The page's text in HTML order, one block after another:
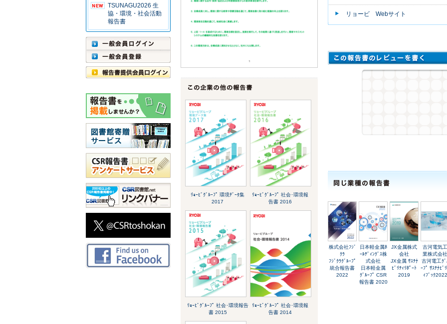
TSUNAGU2026 生
協・環境・社会活動
報告書
ﾘｮｰﾋﾞｸﾞﾙｰﾌﾟ 環境ﾃﾞｰﾀ集
2017
ﾘｮｰﾋﾞｸﾞﾙｰﾌﾟ 社会･環境報
告書 2016
ﾘｮｰﾋﾞｸﾞﾙｰﾌﾟ 社会･環境報告
書 2015
ﾘｮｰﾋﾞｸﾞﾙｰﾌﾟ 社会･環境報
告書 2014
リョービ Webサイト
株式会社ﾌｼﾞ
ｸﾗ
ﾌｼﾞｸﾗｸﾞﾙｰﾌﾟ
統合報告書
2022
日本軽金属ﾎ
ｰﾙﾃﾞｨﾝｸﾞｽ株
式会社
日本軽金属
ｸﾞﾙｰﾌﾟ CSR
報告書 2020
JX金属株式
会社
JX金属 ｻｽﾃﾅ
ﾋﾞﾘﾃｨﾘﾎﾟｰﾄ
2019
古河電気工
業株式会社
古河電工ｸﾞ
ｰﾌﾟ ｻｽﾃﾅﾋﾞ
ｨﾌﾞｯｸ2022